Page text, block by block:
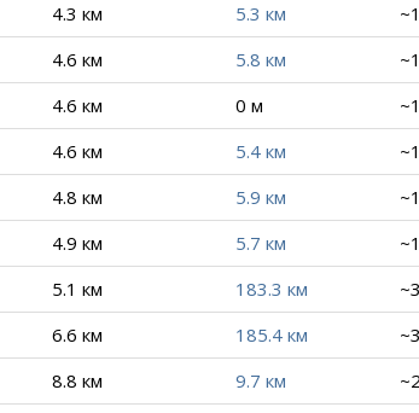
4.3 км 5.3 км
4.6 км 5.8 км
4.6 км 0 м
4.6 км 5.4 км
4.8 км 5.9 км
4.9 км 5.7 км
5.1 км 183.3 км
6.6 км 185.4 км
8.8 км 9.7 км